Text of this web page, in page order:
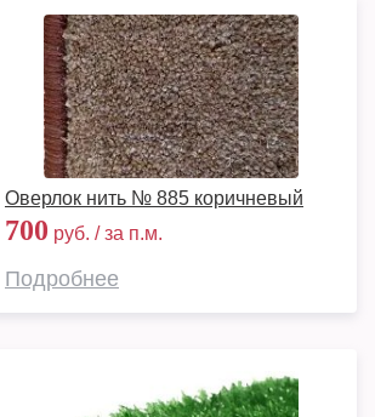
Оверлок нить № 885 коричневый
700 руб. / за п.м.
Подробнее